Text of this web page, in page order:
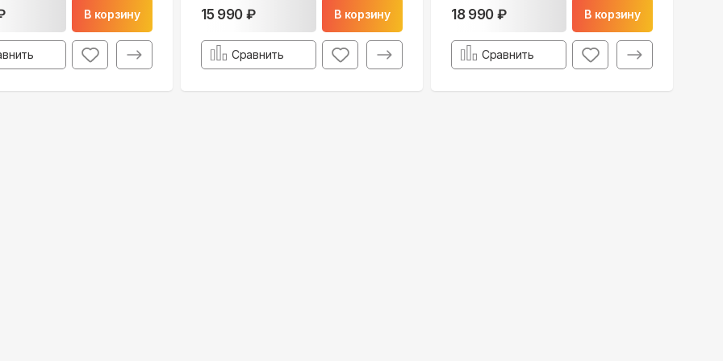
В корзину 15 990 ₽ В корзину
Сравнить
18 990 ₽ В корзину
Сравнить